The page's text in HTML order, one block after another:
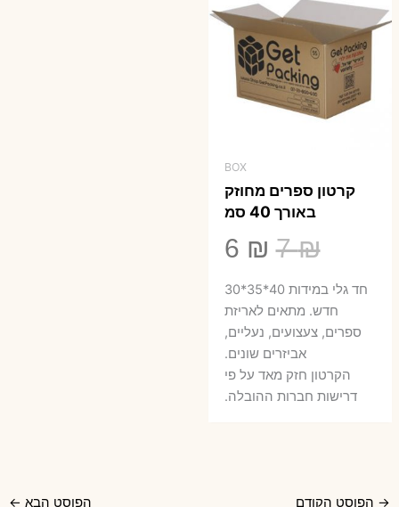
BOX
קרטון ספרים מחוזק
באורך 40 סמ
7₪
המחיר
המקורי
היה:
7 ₪.
6 ₪
הוא:
חד גלי במידות 40*35*30
חדש. מתאים לאריזת
ספרים, צעצועים, נעליים,
אביזרים שונים.
הקרטון חזק מאד על פי
דרישות חברות ההובלה.
→ הפוסט הקודם הפוסט הבא ←